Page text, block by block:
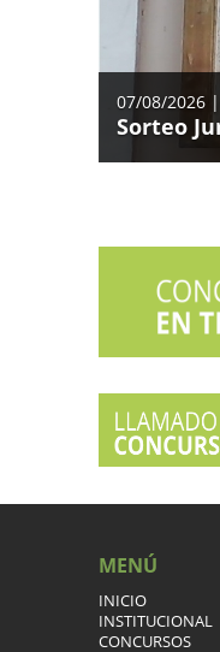
07/08/2026 |
Sorteo
MENÚ
INICIO
INSTITUCIONAL
CONCURSOS